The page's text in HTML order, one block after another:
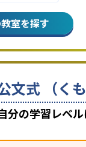
室を探す
文式 （く
分の学習レベ